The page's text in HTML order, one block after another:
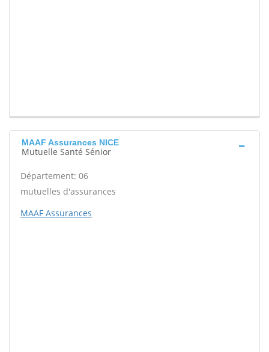
MAAF Assurances NICE
Mutuelle Santé Sénior
Département: 06
mutuelles d'assurances
MAAF Assurances